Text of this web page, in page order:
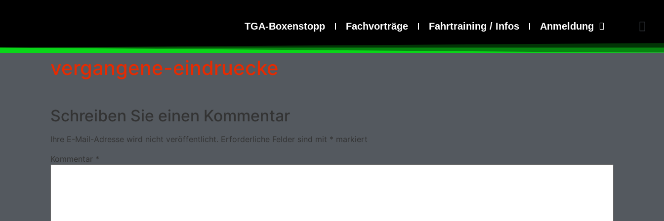
TGA-Boxenstopp Fachvorträge Fahrtraining / Infos Anmeldung
vergangene-eindruecke
Schreiben Sie einen Kommentar
Ihre E-Mail-Adresse wird nicht veröffentlicht. Erforderliche Felder sind mit * markiert
Kommentar *